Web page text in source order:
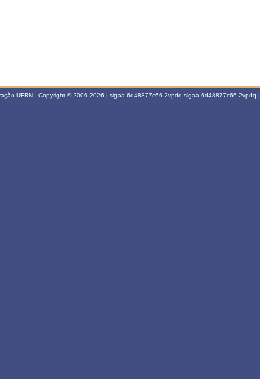
UFRN - Copyright © 2006-2026 | sigaa-6d48877c66-2vpdq.sigaa-6d48877c66-2vpdq |